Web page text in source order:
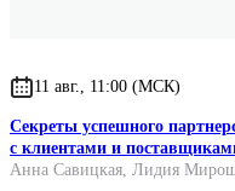
11 авг., 11:00 (МСК)
Секреты успешного
с клиентами и
Анна Савицкая, Лидия